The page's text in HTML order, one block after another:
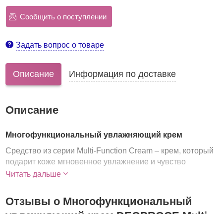
Сообщить о поступлении
Задать вопрос о товаре
Описание Информация по доставке
Описание
Многофункциональный увлажняющий крем
Средство из серии Multi-Function Cream – крем, который
подарит коже мгновенное увлажнение и чувство
свежести. Крем глубоко увлажняет кожу, а также
В составе крем морской коллаген, гиалуроновая
Читать дальше
Отзывы о Многофункциональный